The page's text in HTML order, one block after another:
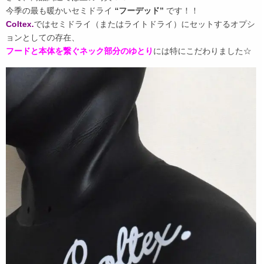
今季の最も暖かいセミドライ “フーデッド” です！！
Coltex.ではセミドライ（またはライトドライ）にセットするオプシ
ョンとしての存在、
フードと本体を繋ぐネック部分のゆとり には特にこだわりました☆